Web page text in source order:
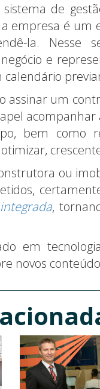
de
empresa é
la. Nesse
e
assinar um
bem como
ou
,
em
novos